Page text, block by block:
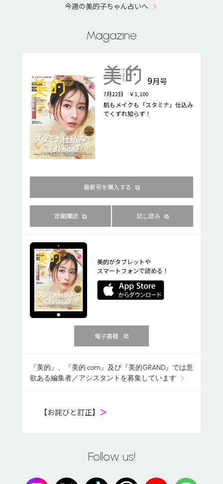
今週の美的子ちゃん占いへ
Magazine
9月号
7月22日 ￥1,100
肌もメイクも「スタミナ」仕込み
でくずれ知らず！
最新号を購入する
定期購読 試し読み
美的がタブレットや
スマートフォンで読める！
電子書籍
『美的』、『美的.com』及び『美的GRAND』では意
欲ある編集者／アシスタントを募集しています
【お詫びと訂正】 ＞
Follow us!